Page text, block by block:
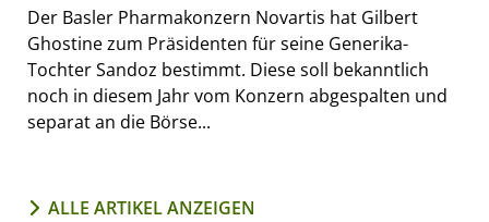
Der Basler Pharmakonzern Novartis hat Gilbert
Ghostine zum Präsidenten für seine Generika-
Tochter Sandoz bestimmt. Diese soll bekanntlich
noch in diesem Jahr vom Konzern abgespalten und
separat an die Börse...
ALLE ARTIKEL ANZEIGEN